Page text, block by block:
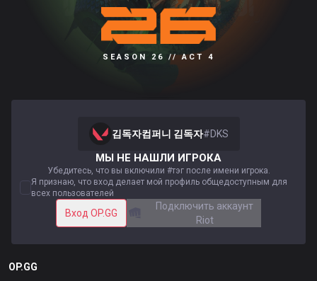
SEASON 26 // ACT 4
김독자컴퍼니 김독자#DKS
МЫ НЕ НАШЛИ ИГРОКА
Убедитесь, что вы включили #тэг после имени игрока.
Я признаю, что вход делает мой профиль общедоступным для
всех пользователей
Вход OP.GG
Подключить аккаунт
Riot
OP.GG